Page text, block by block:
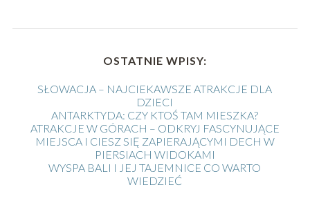
OSTATNIE WPISY:
SŁOWACJA – NAJCIEKAWSZE ATRAKCJE DLA
DZIECI
ANTARKTYDA: CZY KTOŚ TAM MIESZKA?
ATRAKCJE W GÓRACH – ODKRYJ FASCYNUJĄCE
MIEJSCA I CIESZ SIĘ ZAPIERAJĄCYMI DECH W
PIERSIACH WIDOKAMI
WYSPA BALI I JEJ TAJEMNICE CO WARTO
WIEDZIEĆ